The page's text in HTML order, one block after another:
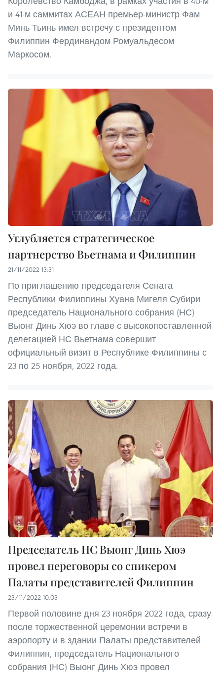
и 41-м саммитах АСЕАН премьер-министр Фам
Минь Тьинь имел встречу с президентом
Филиппин Фердинандом Ромуальдесом
Маркосом.
Углубляется стратегическое
партнерство Вьетнама и Филиппин
21/11/2022 13:31
По приглашению председателя Сената
Республики Филиппины Хуана Мигеля Субири
председатель Национального собрания (НС)
Выонг Динь Хюэ во главе с высокопоставленной
делегацией НС Вьетнама совершит
официальный визит в Республике Филиппины с
23 по 25 ноября, 2022 года.
Председатель НС Выонг Динь Хюэ
провел переговоры со спикером
Палаты представителей Филиппин
23/11/2022 10:03
Первой половине дня 23 ноября 2022 года, сразу
после торжественной церемонии встречи в
аэропорту и в здании Палаты представителей
Филиппин, председатель Национального
собрания (НС) Выонг Динь Хюэ провел